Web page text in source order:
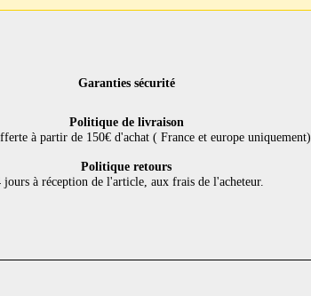
Garanties sécurité
Politique de livraison
à partir de 150€ d'achat ( France et europe uniquement)
Politique retours
jours à réception de l'article, aux frais de l'acheteur.